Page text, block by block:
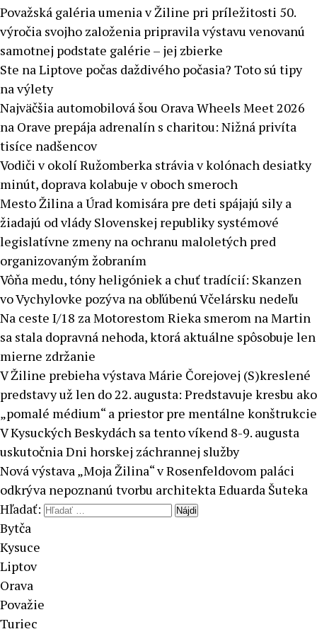
Považská galéria umenia v Žiline pri príležitosti 50.
výročia svojho založenia pripravila výstavu venovanú
samotnej podstate galérie – jej zbierke
Ste na Liptove počas daždivého počasia? Toto sú tipy
na výlety
Najväčšia automobilová šou Orava Wheels Meet 2026
na Orave prepája adrenalín s charitou: Nižná privíta
tisíce nadšencov
Vodiči v okolí Ružomberka strávia v kolónach desiatky
minút, doprava kolabuje v oboch smeroch
Mesto Žilina a Úrad komisára pre deti spájajú sily a
žiadajú od vlády Slovenskej republiky systémové
legislatívne zmeny na ochranu maloletých pred
organizovaným žobraním
Vôňa medu, tóny heligóniek a chuť tradícií: Skanzen
vo Vychylovke pozýva na obľúbenú Včelársku nedeľu
Na ceste I/18 za Motorestom Rieka smerom na Martin
sa stala dopravná nehoda, ktorá aktuálne spôsobuje len
mierne zdržanie
V Žiline prebieha výstava Márie Čorejovej (S)kreslené
predstavy už len do 22. augusta: Predstavuje kresbu ako
„pomalé médium“ a priestor pre mentálne konštrukcie
V Kysuckých Beskydách sa tento víkend 8-9. augusta
uskutočnia Dni horskej záchrannej služby
Nová výstava „Moja Žilina“ v Rosenfeldovom paláci
odkrýva nepoznanú tvorbu architekta Eduarda Šuteka
Hľadať:
Bytča
Kysuce
Liptov
Orava
Považie
Turiec